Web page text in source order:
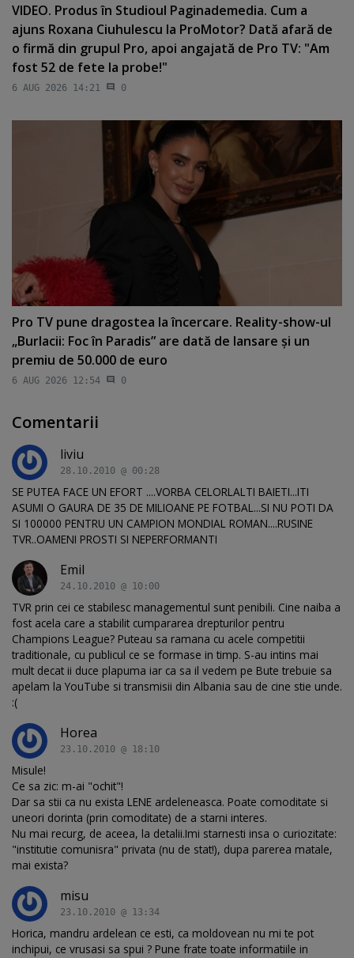
VIDEO. Produs în Studioul Paginademedia. Cum a
ajuns Roxana Ciuhulescu la ProMotor? Dată afară de
o firmă din grupul Pro, apoi angajată de Pro TV: "Am
fost 52 de fete la probe!"
6 AUG 2026 14:21 0
Pro TV pune dragostea la încercare. Reality-show-ul
„Burlacii: Foc în Paradis” are dată de lansare şi un
premiu de 50.000 de euro
6 AUG 2026 12:54 0
Comentarii
liviu
28.10.2010 @ 00:28
SE PUTEA FACE UN EFORT ....VORBA CELORLALTI BAIETI...ITI
ASUMI O GAURA DE 35 DE MILIOANE PE FOTBAL...SI NU POTI DA
SI 100000 PENTRU UN CAMPION MONDIAL ROMAN....RUSINE
TVR..OAMENI PROSTI SI NEPERFORMANTI
Emil
24.10.2010 @ 10:00
TVR prin cei ce stabilesc managementul sunt penibili. Cine naiba a
fost acela care a stabilit cumpararea drepturilor pentru
Champions League? Puteau sa ramana cu acele competitii
traditionale, cu publicul ce se formase in timp. S-au intins mai
mult decat ii duce plapuma iar ca sa il vedem pe Bute trebuie sa
apelam la YouTube si transmisii din Albania sau de cine stie unde.
:(
Horea
23.10.2010 @ 18:10
Misule!
Ce sa zic: m-ai "ochit"!
Dar sa stii ca nu exista LENE ardeleneasca. Poate comoditate si
uneori dorinta (prin comoditate) de a starni interes.
Nu mai recurg, de aceea, la detalii.Imi starnesti insa o curiozitate:
"institutie comunisra" privata (nu de stat!), dupa parerea matale,
mai exista?
misu
23.10.2010 @ 13:34
Horica, mandru ardelean ce esti, ca moldovean nu mi te pot
inchipui, ce vrusasi sa spui ? Pune frate toate informatiile in